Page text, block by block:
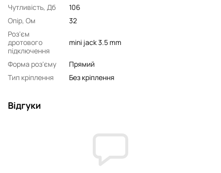
Чутливість, Дб
106
Опір, Ом
32
Роз'єм
дротового
підключення
mini jack 3.5 mm
Форма роз'єму
Прямий
Тип кріплення
Без кріплення
Відгуки